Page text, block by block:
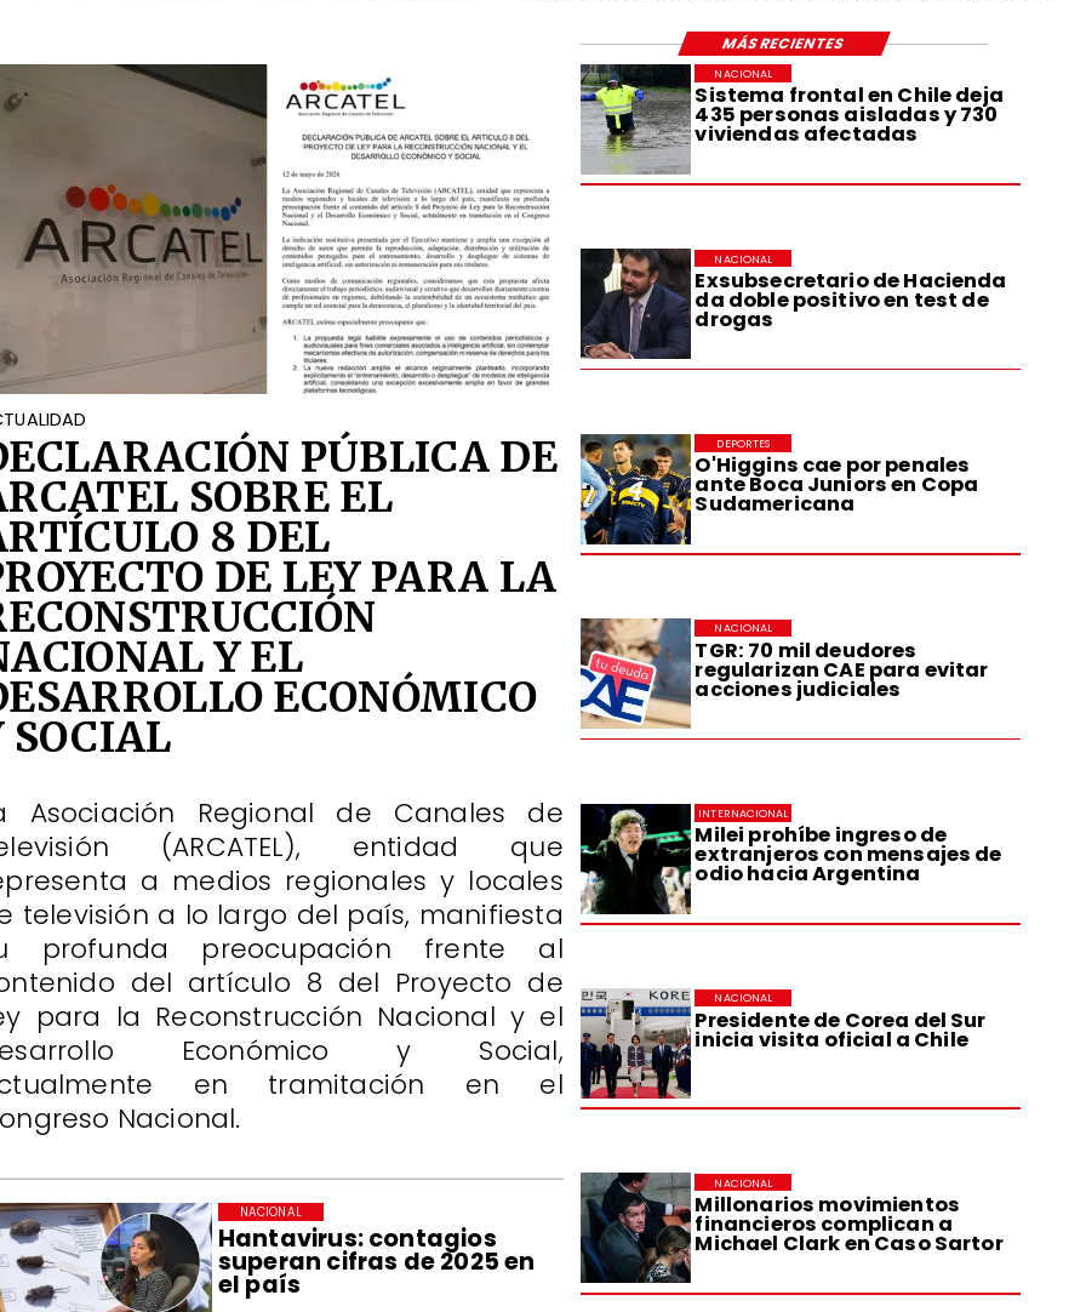
Sistema frontal en Chile deja
435 personas aisladas y 730
viviendas afectadas
NACIONAL
Exsubsecretario de Hacienda
da doble positivo en test de
drogas
NACIONAL
O'Higgins cae por penales
ante Boca Juniors en Copa
Sudamericana
DEPORTES
TGR: 70 mil deudores
regularizan CAE para evitar
acciones judiciales
NACIONAL
Milei prohíbe ingreso de
extranjeros con mensajes de
odio hacia Argentina
INTERNACIONAL
Presidente de Corea del Sur
inicia visita oficial a Chile
NACIONAL
Millonarios movimientos
financieros complican a
Michael Clark en Caso Sartor
NACIONAL
Hantavirus: contagios
superan cifras de 2025 en
el país
NACIONAL
PÚBLICA DE
SOBRE EL
8 DEL
DE LEY PARA LA
Y EL
ECONÓMICO
SOCIAL
Asociación Regional de Canales de
(ARCATEL), entidad que
a medios regionales y locales
televisión a lo largo del país, manifiesta
profunda preocupación frente al
del artículo 8 del Proyecto de
para la Reconstrucción Nacional y el
Económico y Social,
en tramitación en el
Nacional.
MÁS RECIENTES